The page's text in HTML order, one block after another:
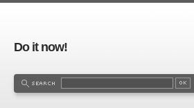
Do it now!